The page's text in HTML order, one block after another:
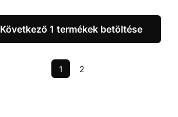
Következő 1 termékek betöltése
1 2